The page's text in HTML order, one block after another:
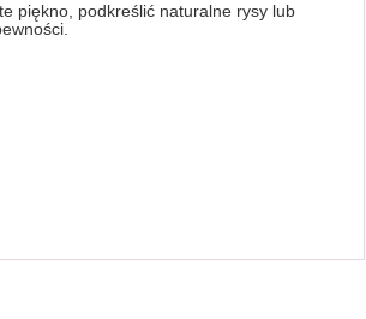
piękno, podkreślić naturalne rysy lub